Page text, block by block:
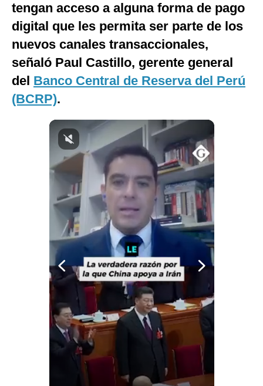
España
Internacional
Tecnología
Club del Suscriptor
Mix
G de Gestión
Notas Contratadas
Fotogalerías
gestion.pe
tengan acceso a alguna forma de pago
digital que les permita ser parte de los
nuevos canales transaccionales,
señaló Paul Castillo, gerente general
del Banco Central de Reserva del Perú
(BCRP).